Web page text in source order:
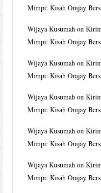
Mimpi: Kisah Omjay
Wijaya Kusumah on
Mimpi: Kisah Omjay
Wijaya Kusumah on
Mimpi: Kisah Omjay
Wijaya Kusumah on
Mimpi: Kisah Omjay
Wijaya Kusumah on
Mimpi: Kisah Omjay
Wijaya Kusumah on
Mimpi: Kisah Omjay